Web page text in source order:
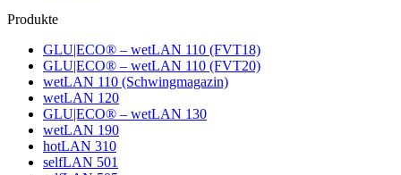
Produkte
GLU|ECO® – wetLAN 110 (FVT18)
GLU|ECO® – wetLAN 110 (FVT20)
wetLAN 110 (Schwingmagazin)
wetLAN 120
GLU|ECO® – wetLAN 130
wetLAN 190
hotLAN 310
selfLAN 501